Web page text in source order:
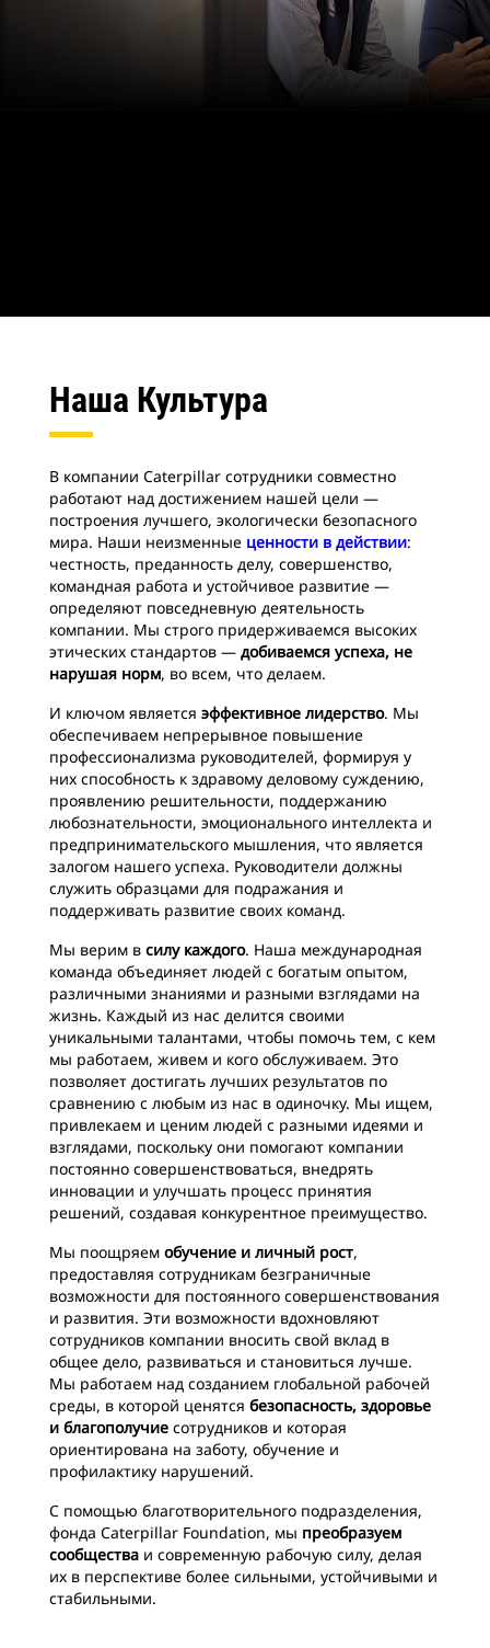
Наша Культура
В компании Caterpillar сотрудники совместно
работают над достижением нашей цели —
построения лучшего, экологически безопасного
мира. Наши неизменные ценности в действии:
честность, преданность делу, совершенство,
командная работа и устойчивое развитие —
определяют повседневную деятельность
компании. Мы строго придерживаемся высоких
этических стандартов — добиваемся успеха, не
нарушая норм, во всем, что делаем.
И ключом является эффективное лидерство. Мы
обеспечиваем непрерывное повышение
профессионализма руководителей, формируя у
них способность к здравому деловому суждению,
проявлению решительности, поддержанию
любознательности, эмоционального интеллекта и
предпринимательского мышления, что является
залогом нашего успеха. Руководители должны
служить образцами для подражания и
поддерживать развитие своих команд.
Мы верим в силу каждого. Наша международная
команда объединяет людей с богатым опытом,
различными знаниями и разными взглядами на
жизнь. Каждый из нас делится своими
уникальными талантами, чтобы помочь тем, с кем
мы работаем, живем и кого обслуживаем. Это
позволяет достигать лучших результатов по
сравнению с любым из нас в одиночку. Мы ищем,
привлекаем и ценим людей с разными идеями и
взглядами, поскольку они помогают компании
постоянно совершенствоваться, внедрять
инновации и улучшать процесс принятия
решений, создавая конкурентное преимущество.
Мы поощряем обучение и личный рост,
предоставляя сотрудникам безграничные
возможности для постоянного совершенствования
и развития. Эти возможности вдохновляют
сотрудников компании вносить свой вклад в
общее дело, развиваться и становиться лучше.
Мы работаем над созданием глобальной рабочей
среды, в которой ценятся безопасность, здоровье
и благополучие сотрудников и которая
ориентирована на заботу, обучение и
профилактику нарушений.
С помощью благотворительного подразделения,
фонда Caterpillar Foundation, мы преобразуем
сообщества и современную рабочую силу, делая
их в перспективе более сильными, устойчивыми и
стабильными.